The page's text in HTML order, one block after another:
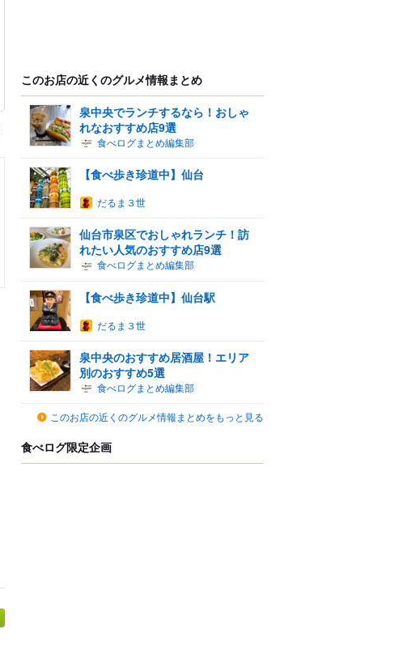
このお店の近くのグルメ情報まとめ
泉中央でランチするなら！おしゃ
れなおすすめ店9選
食べログまとめ編集部
【食べ歩き珍道中】仙台
だるま３世
仙台市泉区でおしゃれランチ！訪
れたい人気のおすすめ店9選
食べログまとめ編集部
【食べ歩き珍道中】仙台駅
だるま３世
泉中央のおすすめ居酒屋！エリア
別のおすすめ5選
食べログまとめ編集部
このお店の近くのグルメ情報まとめをもっと見る
食べログ限定企画